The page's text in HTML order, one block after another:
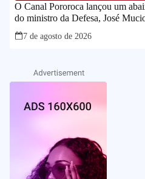
O Canal Pororoca lançou um
do ministro da Defesa, José
7 de agosto de 2026